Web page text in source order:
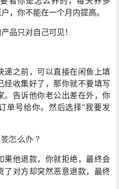
，你不能在一个月内提高。
品只对自己可见！
递之前，可以直接在闲鱼上填
经收集好了，那你就不要填写
。告诉他你老公出差在外，你
单号给你。然后选择“我要发
怎么办？
果他退款，你就拒绝，最终会
了对方却突然恶意退款，最终